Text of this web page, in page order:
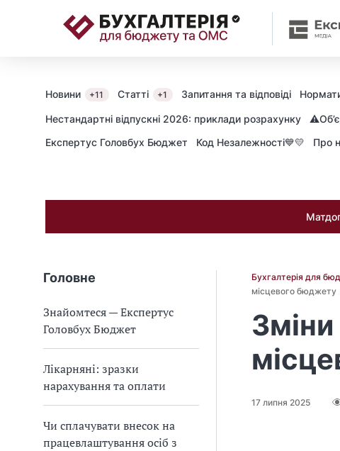
Новини +11 Статті +1 Запитання та відповіді
Нестандартні відпускні 2026: приклади розрахунку
Експертус Головбух Бюджет
Код Незалежності💙💛 Про
Головне
Знайомтеся — Експертус
Головбух Бюджет
Лікарняні: зразки
нарахування та оплати
Чи сплачувати внесок на
працевлаштування осіб з
Бухгалтерія для
місцевого бюджету
17 липня 2025